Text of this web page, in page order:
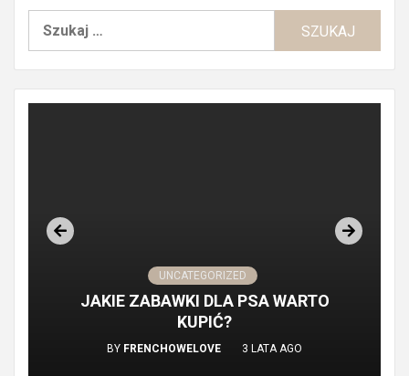
UNCATEGORIZED
JAKIE ZABAWKI DLA PSA WARTO
KUPIĆ?
BY FRENCHOWELOVE 3 LATA AGO